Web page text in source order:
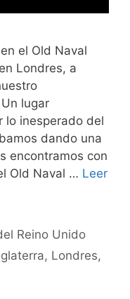
el Old Naval
Londres, a
lugar
lo inesperado del
dando una
encontramos con
Old Naval … Leer
Reino Unido
, Londres,